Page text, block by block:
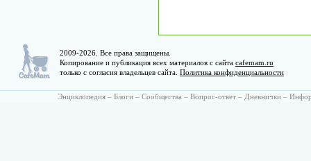
2009-2026. Все права защищены.
Копирование и публикация всех материалов с сайта cafemam.ru
только с согласия владельцев сайта. Политика конфиденциальности
Энциклопедия – Блоги – Сообщества – Вопрос-ответ – Дневнички –